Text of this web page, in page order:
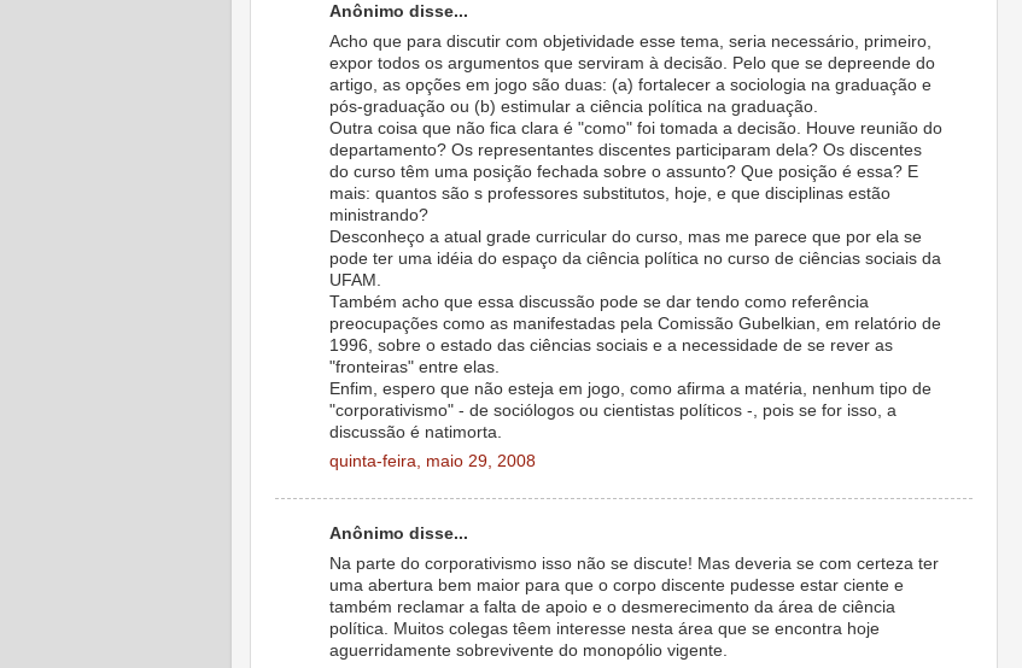
Anônimo disse...
Acho que para discutir com objetividade esse tema, seria necessário, primeiro,
expor todos os argumentos que serviram à decisão. Pelo que se depreende do
artigo, as opções em jogo são duas: (a) fortalecer a sociologia na graduação e
pós-graduação ou (b) estimular a ciência política na graduação.
Outra coisa que não fica clara é "como" foi tomada a decisão. Houve reunião do
departamento? Os representantes discentes participaram dela? Os discentes
do curso têm uma posição fechada sobre o assunto? Que posição é essa? E
mais: quantos são s professores substitutos, hoje, e que disciplinas estão
ministrando?
Desconheço a atual grade curricular do curso, mas me parece que por ela se
pode ter uma idéia do espaço da ciência política no curso de ciências sociais da
UFAM.
Também acho que essa discussão pode se dar tendo como referência
preocupações como as manifestadas pela Comissão Gubelkian, em relatório de
1996, sobre o estado das ciências sociais e a necessidade de se rever as
"fronteiras" entre elas.
Enfim, espero que não esteja em jogo, como afirma a matéria, nenhum tipo de
"corporativismo" - de sociólogos ou cientistas políticos -, pois se for isso, a
discussão é natimorta.
quinta-feira, maio 29, 2008
Anônimo disse...
Na parte do corporativismo isso não se discute! Mas deveria se com certeza ter
uma abertura bem maior para que o corpo discente pudesse estar ciente e
também reclamar a falta de apoio e o desmerecimento da área de ciência
política. Muitos colegas têem interesse nesta área que se encontra hoje
aguerridamente sobrevivente do monopólio vigente.